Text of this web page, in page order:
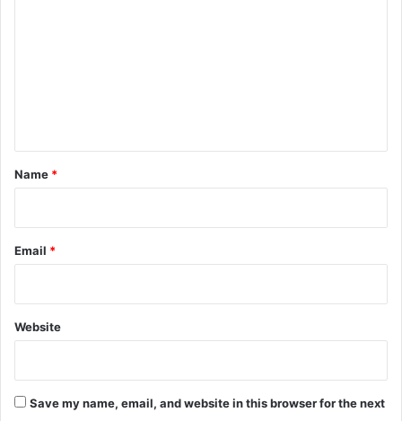
*
Name *
Email *
Website
Save my name, email, and website in this browser for the next